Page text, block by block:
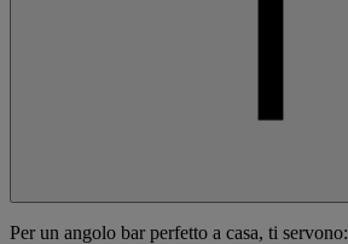
Per un angolo bar perfetto a casa, ti servono: